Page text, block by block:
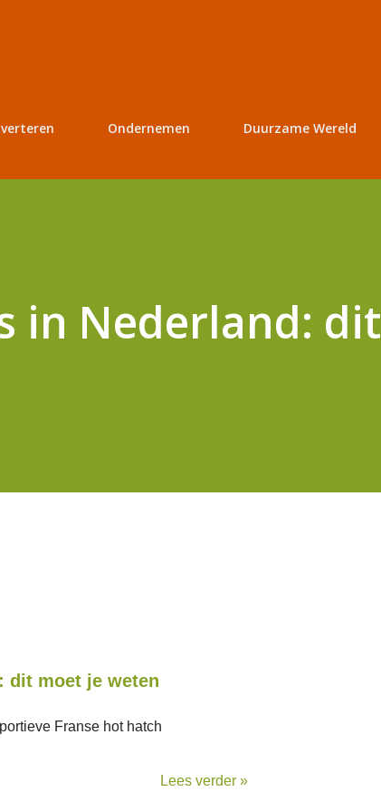
Ondernemen Duurzame Wereld
in Nederland: dit
dit moet je weten
Franse hot hatch
Lees verder »